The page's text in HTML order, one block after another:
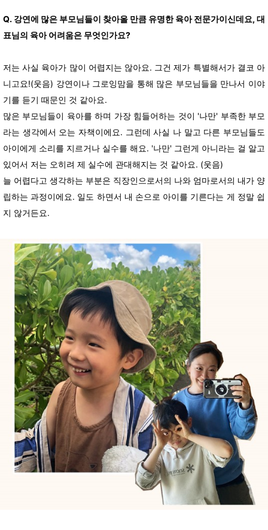
Q. 강연에 많은 부모님들이 찾아올 만큼 유명한 육아 전문가이신데요, 대
표님의 육아 어려움은 무엇인가요?
저는 사실 육아가 많이 어렵지는 않아요. 그건 제가 특별해서가 결코 아
니고요!(웃음) 강연이나 그로잉맘을 통해 많은 부모님들을 만나서 이야
기를 듣기 때문인 것 같아요.
많은 부모님들이 육아를 하며 가장 힘들어하는 것이 '나만' 부족한 부모
라는 생각에서 오는 자책이에요. 그런데 사실 나 말고 다른 부모님들도
아이에게 소리를 지르거나 실수를 해요. '나만' 그런게 아니라는 걸 알고
있어서 저는 오히려 제 실수에 관대해지는 것 같아요. (웃음)
늘 어렵다고 생각하는 부분은 직장인으로서의 나와 엄마로서의 내가 양
립하는 과정이에요. 일도 하면서 내 손으로 아이를 기른다는 게 정말 쉽
지 않거든요.